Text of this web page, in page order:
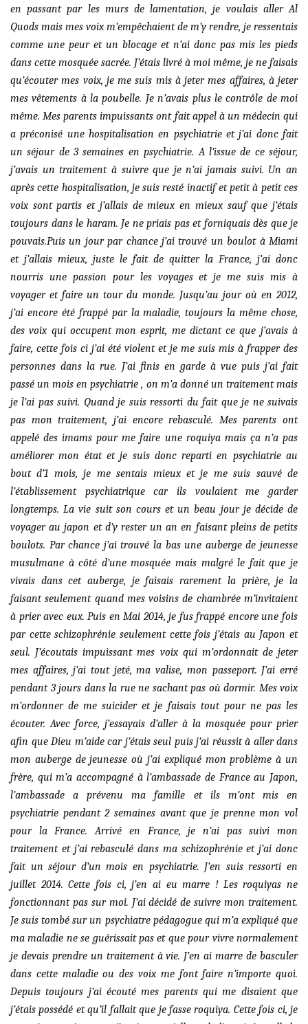
en passant par les murs de lamentation, je voulais aller Al
Quods mais mes voix m’empêchaient de m’y rendre, je ressentais
comme une peur et un blocage et n’ai donc pas mis les pieds
dans cette mosquée sacrée. J’étais livré à moi même, je ne faisais
qu’écouter mes voix, je me suis mis à jeter mes affaires, à jeter
mes vêtements à la poubelle. Je n’avais plus le contrôle de moi
même. Mes parents impuissants ont fait appel à un médecin qui
a préconisé une hospitalisation en psychiatrie et j’ai donc fait
un séjour de 3 semaines en psychiatrie. A l’issue de ce séjour,
j’avais un traitement à suivre que je n’ai jamais suivi. Un an
après cette hospitalisation, je suis resté inactif et petit à petit ces
voix sont partis et j’allais de mieux en mieux sauf que j’étais
toujours dans le haram. Je ne priais pas et forniquais dès que je
pouvais.Puis un jour par chance j’ai trouvé un boulot à Miami
et j’allais mieux, juste le fait de quitter la France, j’ai donc
nourris une passion pour les voyages et je me suis mis à
voyager et faire un tour du monde. Jusqu’au jour où en 2012,
j’ai encore été frappé par la maladie, toujours la même chose,
des voix qui occupent mon esprit, me dictant ce que j’avais à
faire, cette fois ci j’ai été violent et je me suis mis à frapper des
personnes dans la rue. J’ai finis en garde à vue puis j’ai fait
passé un mois en psychiatrie , on m’a donné un traitement mais
je l’ai pas suivi. Quand je suis ressorti du fait que je ne suivais
pas mon traitement, j’ai encore rebasculé. Mes parents ont
appelé des imams pour me faire une roquiya mais ça n’a pas
améliorer mon état et je suis donc reparti en psychiatrie au
bout d’1 mois, je me sentais mieux et je me suis sauvé de
l’établissement psychiatrique car ils voulaient me garder
longtemps. La vie suit son cours et un beau jour je décide de
voyager au japon et d’y rester un an en faisant pleins de petits
boulots. Par chance j’ai trouvé la bas une auberge de jeunesse
musulmane à côté d’une mosquée mais malgré le fait que je
vivais dans cet auberge, je faisais rarement la prière, je la
faisant seulement quand mes voisins de chambrée m’invitaient
à prier avec eux. Puis en Mai 2014, je fus frappé encore une fois
par cette schizophrénie seulement cette fois j’étais au Japon et
seul. J’écoutais impuissant mes voix qui m’ordonnait de jeter
mes affaires, j’ai tout jeté, ma valise, mon passeport. J’ai erré
pendant 3 jours dans la rue ne sachant pas où dormir. Mes voix
m’ordonner de me suicider et je faisais tout pour ne pas les
écouter. Avec force, j’essayais d’aller à la mosquée pour prier
afin que Dieu m’aide car j’étais seul puis j’ai réussit à aller dans
mon auberge de jeunesse où j’ai expliqué mon problème à un
frère, qui m’a accompagné à l’ambassade de France au Japon,
l’ambassade a prévenu ma famille et ils m’ont mis en
psychiatrie pendant 2 semaines avant que je prenne mon vol
pour la France. Arrivé en France, je n’ai pas suivi mon
traitement et j’ai rebasculé dans ma schizophrénie et j’ai donc
fait un séjour d’un mois en psychiatrie. J’en suis ressorti en
juillet 2014. Cette fois ci, j’en ai eu marre ! Les roquiyas ne
fonctionnant pas sur moi. J’ai décidé de suivre mon traitement.
Je suis tombé sur un psychiatre pédagogue qui m’a expliqué que
ma maladie ne se guérissait pas et que pour vivre normalement
je devais prendre un traitement à vie. J’en ai marre de basculer
dans cette maladie ou des voix me font faire n’importe quoi.
Depuis toujours j’ai écouté mes parents qui me disaient que
j’étais possédé et qu’il fallait que je fasse roquiya. Cette fois ci, je